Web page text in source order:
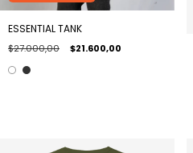
ESSENTIAL TANK
$27.000,00 $21.600,00